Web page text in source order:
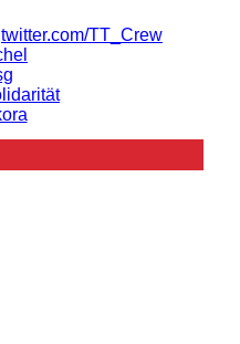
twitter.com/TT_Crew